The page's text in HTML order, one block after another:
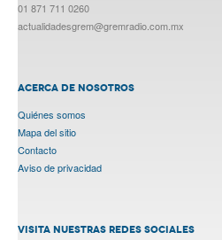
01 871 711 0260
actualidadesgrem@gremradio.com.mx
ACERCA DE NOSOTROS
Quiénes somos
Mapa del sitio
Contacto
Aviso de privacidad
VISITA NUESTRAS REDES SOCIALES